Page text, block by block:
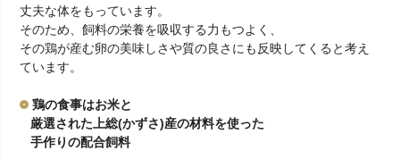
丈夫な体をもっています。
そのため、飼料の栄養を吸収する力もつよく、
その鶏が産む卵の美味しさや質の良さにも反映してくると考え
ています。
鶏の食事はお米と
厳選された上総(かずさ)産の材料を使った
手作りの配合飼料